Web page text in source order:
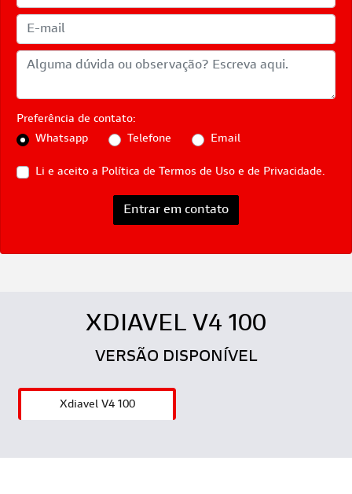
Preferência de contato:
Whatsapp
Telefone Email
Li e aceito a Política de Termos de Uso e de Privacidade.
Entrar em contato
XDIAVEL V4 100
VERSÃO DISPONÍVEL
Xdiavel V4 100